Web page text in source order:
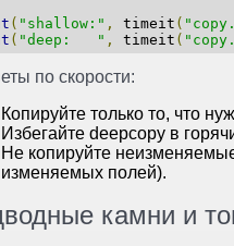
( "shallow:" , timeit (
( "deep:   " , timeit (
по скорости:
Копируйте только то, что
Избегайте deepcopy в
Не копируйте
изменяемых полей).
камни и